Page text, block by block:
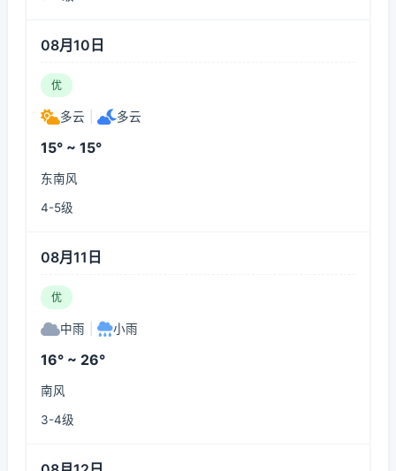
08月10日
优
多云 多云
15° ~ 15°
东南风
4-5级
08月11日
优
中雨 小雨
16° ~ 26°
南风
3-4级